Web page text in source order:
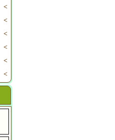
>
>
>
>
>
>